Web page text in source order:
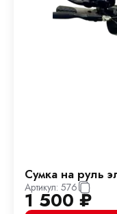
Сумка на руль
Артикул: 576
1 500₽